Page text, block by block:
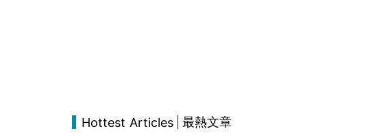
Hottest Articles 最熱文章